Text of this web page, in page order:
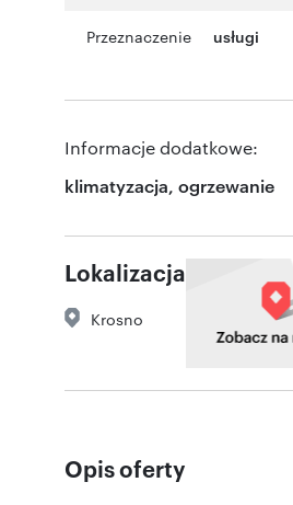
Przeznaczenie usługi
Informacje dodatkowe:
klimatyzacja, ogrzewanie
Lokalizacja
Krosno
Opis oferty